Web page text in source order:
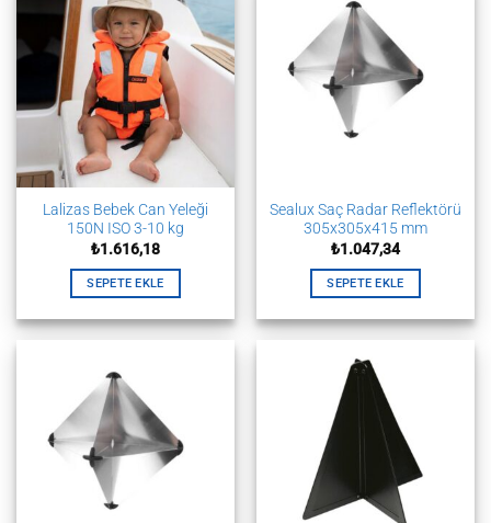
Lalizas Bebek Can Yeleği
150N ISO 3-10 kg
₺1.616,18
SEPETE EKLE
Sealux Saç Radar Reflektörü
305x305x415 mm
₺1.047,34
SEPETE EKLE